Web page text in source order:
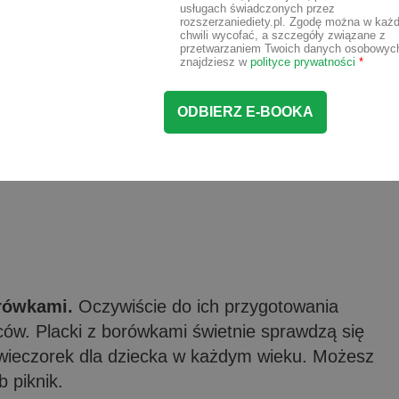
Oczywiście do ich przygotowania
Placki z borówkami świetnie sprawdzą się
dla dziecka w każdym wieku. Możesz
piknik.
usługach świadczonych przez
rozszerzaniediety.pl. Zgodę można w
chwili wycofać, a szczegóły związane z
przetwarzaniem Twoich danych
znajdziesz wpolityce prywatności *